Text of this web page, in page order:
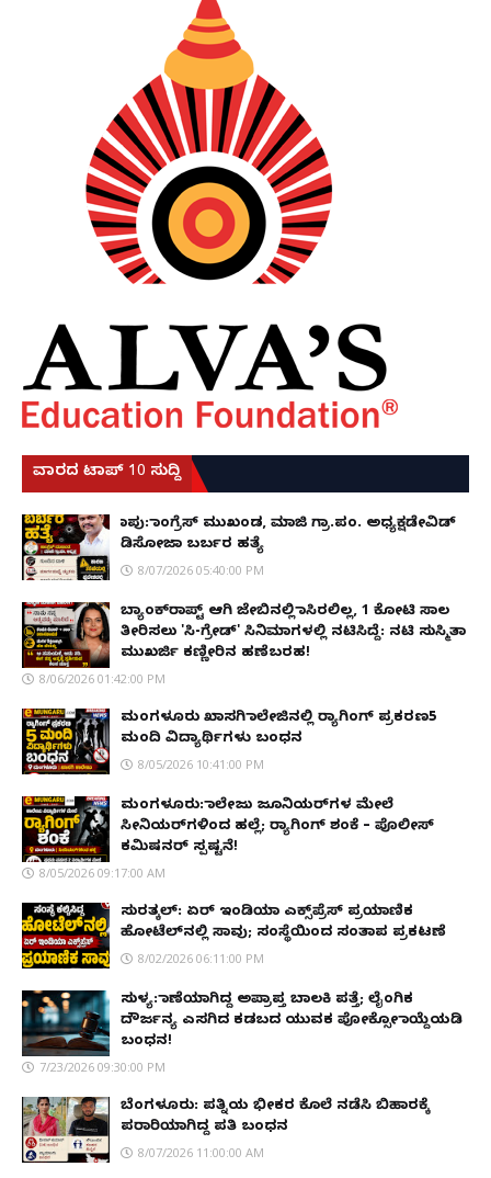
ವಾರದ ಟಾಪ್ 10 ಸುದ್ದಿ
ಕಾಪು: ಕಾಂಗ್ರೆಸ್ ಮುಖಂಡ, ಮಾಜಿ ಗ್ರಾ.ಪಂ. ಅಧ್ಯಕ್ಷಡೇವಿಡ್
ಡಿಸೋಜಾ ಬರ್ಬರ ಹತ್ಯೆ
8/07/2026 05:40:00 PM
ಬ್ಯಾಂಕ್‌ರಾಪ್ಟ್‌ ಆಗಿ ಜೇಬಿನಲ್ಲಿ ಕಾಸಿರಲಿಲ್ಲ, ₹1 ಕೋಟಿ ಸಾಲ
ತೀರಿಸಲು 'ಸಿ-ಗ್ರೇಡ್' ಸಿನಿಮಾಗಳಲ್ಲಿ ನಟಿಸಿದ್ದೆ: ನಟಿ ಸುಸ್ಮಿತಾ
ಮುಖರ್ಜಿ ಕಣ್ಣೀರಿನ ಹಣೆಬರಹ!
8/06/2026 01:42:00 PM
ಮಂಗಳೂರು ಖಾಸಗಿ ಕಾಲೇಜಿನಲ್ಲಿ ರ‌್ಯಾಗಿಂಗ್ ಪ್ರಕರಣ5
ಮಂದಿ ವಿದ್ಯಾರ್ಥಿಗಳು ಬಂಧನ
8/05/2026 10:41:00 PM
ಮಂಗಳೂರು: ಕಾಲೇಜು ಜೂನಿಯರ್‌ಗಳ ಮೇಲೆ
ಸೀನಿಯರ್‌ಗಳಿಂದ ಹಲ್ಲೆ; ರ‌್ಯಾಗಿಂಗ್ ಶಂಕೆ – ಪೊಲೀಸ್
ಕಮಿಷನರ್ ಸ್ಪಷ್ಟನೆ!
8/05/2026 09:17:00 AM
ಸುರತ್ಕಲ್: ಏರ್ ಇಂಡಿಯಾ ಎಕ್ಸ್‌ಪ್ರೆಸ್ ಪ್ರಯಾಣಿಕ
ಹೋಟೆಲ್‌ನಲ್ಲಿ ಸಾವು; ಸಂಸ್ಥೆಯಿಂದ ಸಂತಾಪ ಪ್ರಕಟಣೆ
8/02/2026 06:11:00 PM
ಸುಳ್ಯ: ಕಾಣೆಯಾಗಿದ್ದ ಅಪ್ರಾಪ್ತ ಬಾಲಕಿ ಪತ್ತೆ; ಲೈಂಗಿಕ
ದೌರ್ಜನ್ಯ ಎಸಗಿದ ಕಡಬದ ಯುವಕ ಪೋಕ್ಸೋ ಕಾಯ್ದೆಯಡಿ
ಬಂಧನ!
7/23/2026 09:30:00 PM
ಬೆಂಗಳೂರು: ಪತ್ನಿಯ ಭೀಕರ ಕೊಲೆ ನಡೆಸಿ ಬಿಹಾರಕ್ಕೆ
ಪರಾರಿಯಾಗಿದ್ದ ಪತಿ ಬಂಧನ
8/07/2026 11:00:00 AM